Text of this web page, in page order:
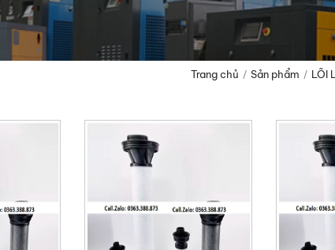
Trang chủ Sản phẩm LÕI